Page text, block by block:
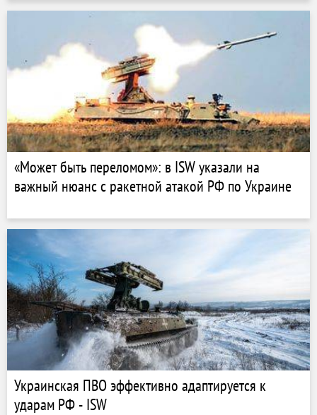
«Может быть переломом»: в ISW указали на
важный нюанс с ракетной атакой РФ по Украине
Украинская ПВО эффективно адаптируется к
ударам РФ - ISW